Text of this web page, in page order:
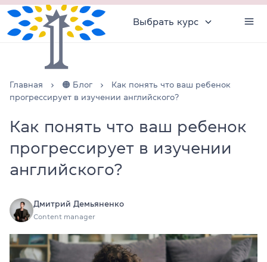
Выбрать курс
Главная 🟠 Блог
Как понять что ваш ребенок
прогрессирует в изучении английского?
Как понять что ваш ребенок
прогрессирует в изучении
английского?
Дмитрий Демьяненко
Content manager